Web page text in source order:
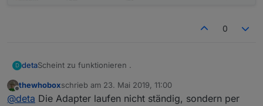
0
D detaScheint zu funktionieren .
Nur jetzt Meckert er . das der Adapter Das Wetter und
tvspielfilm ein Problem mit alive haben.
Offline
thewhoboxschrieb am 23. Mai 2019, 11:00
zuletzt editiert von
@deta Die Adapter laufen nicht ständig, sondern per